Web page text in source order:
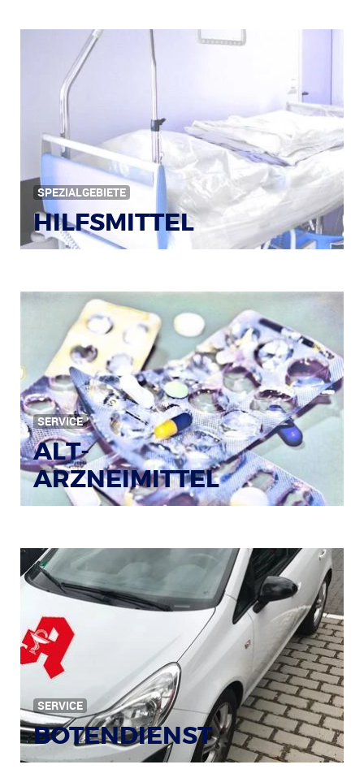
SPEZIALGEBIETE
HILFSMITTEL
Bild: © Rainer Sturm / pixelio.de
SERVICE
ALT-
ARZNEIMITTEL
SERVICE
BOTENDIENST